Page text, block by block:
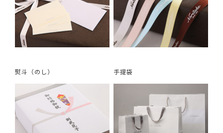
熨斗（のし） 手提袋